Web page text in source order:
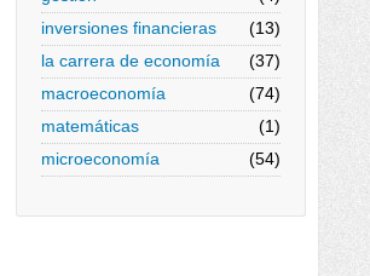
inversiones financieras
(13)
la carrera de economía
(37)
macroeconomía
(74)
matemáticas
(1)
microeconomía
(54)